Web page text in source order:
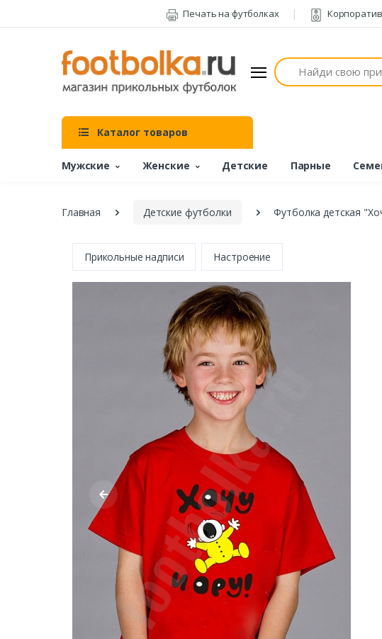
Печать на футболках
Поиск
Каталог товаров
Мужские Женские Детские Парные
Главная Детские футболки Футболка детская
Прикольные надписи Настроение